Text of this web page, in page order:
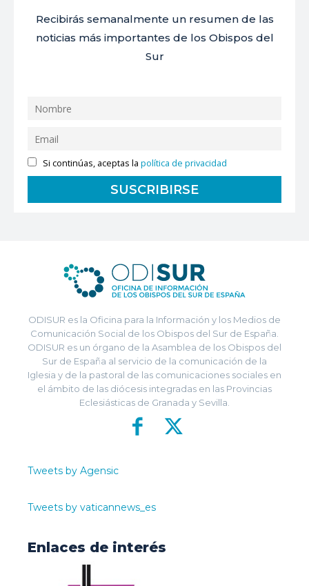
Recibirás semanalmente un resumen de las
noticias más importantes de los Obispos del
Sur
Si continúas, aceptas lapolítica de privacidad
ODISUR es la Oficina para la Información y los Medios de
Comunicación Social de los Obispos del Sur de España.
ODISUR es un órgano de la Asamblea de los Obispos del
Sur de España al servicio de la comunicación de la
Iglesia y de la pastoral de las comunicaciones sociales en
el ámbito de las diócesis integradas en las Provincias
Eclesiásticas de Granada y Sevilla.
Tweets by Agensic
Tweets by vaticannews_es
Enlaces de interés